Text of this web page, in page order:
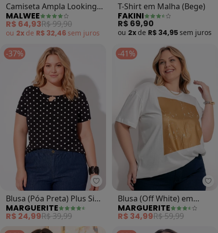
Camiseta Ampla Looking
Cool Plus (Taupe)
MALWEE
R$ 64,93R$ 99,90
ou 2x de R$ 32,46 sem juros
T-Shirt em Malha (Bege)
FAKINI
R$ 69,90
ou 2x de R$ 34,95 sem juros
-37%
Marguerite - Blusa
Blusa (Póa Preta) Plus Size
Marguerite
MARGUERITE
R$ 24,99R$ 39,99
-41%
Blusa (Off White) em
Malha de Algodão
MARGUERITE
R$ 34,99R$ 59,99